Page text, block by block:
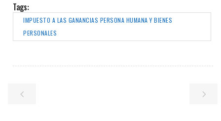
Tags:
IMPUESTO A LAS GANANCIAS PERSONA HUMANA Y BIENES
PERSONALES